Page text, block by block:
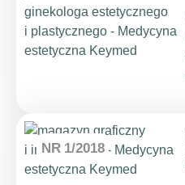
NR 1/2018